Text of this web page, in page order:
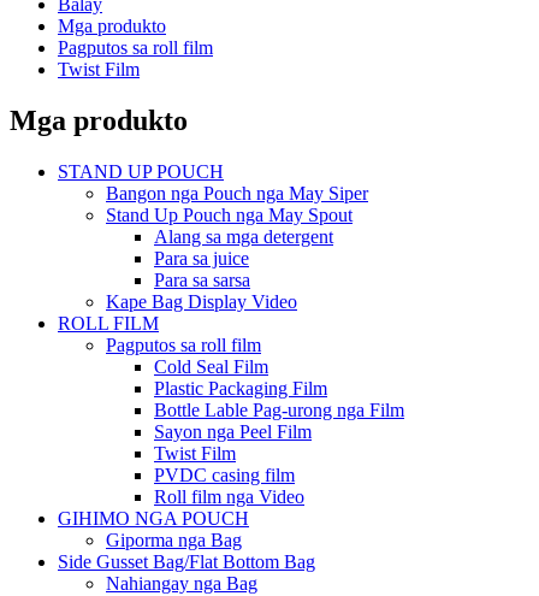
Balay
Mga produkto
Pagputos sa roll film
Twist Film
Mga produkto
STAND UP POUCH
Bangon nga Pouch nga May Siper
Stand Up Pouch nga May Spout
Alang sa mga detergent
Para sa juice
Para sa sarsa
Kape Bag Display Video
ROLL FILM
Pagputos sa roll film
Cold Seal Film
Plastic Packaging Film
Bottle Lable Pag-urong nga Film
Sayon nga Peel Film
Twist Film
PVDC casing film
Roll film nga Video
GIHIMO NGA POUCH
Giporma nga Bag
Side Gusset Bag/Flat Bottom Bag
Nahiangay nga Bag